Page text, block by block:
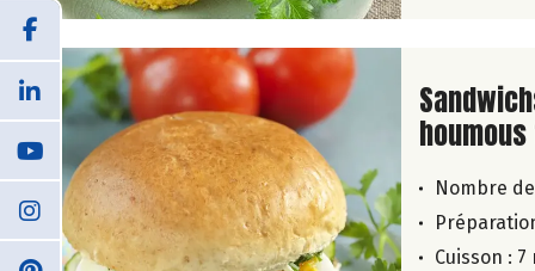
Lire la
Nombre
Cuisson : 7